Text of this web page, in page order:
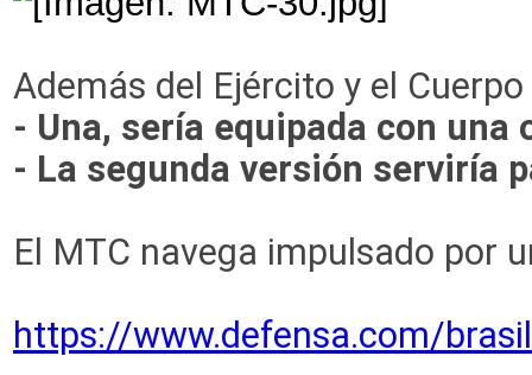
Además del Ejército y el
- Una, sería equipada con
- La segunda versión serviría
El MTC navega impulsado por
https://www.defensa.com/